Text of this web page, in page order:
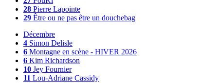
28 Pierre Lapointe
29 Être ou ne pas être un douchebag
Décembre
4 Simon Delisle
6 Montagne en scène - HIVER 2026
6 Kim Richardson
10 Jey Fournier
11 Lou-Adriane Cassidy